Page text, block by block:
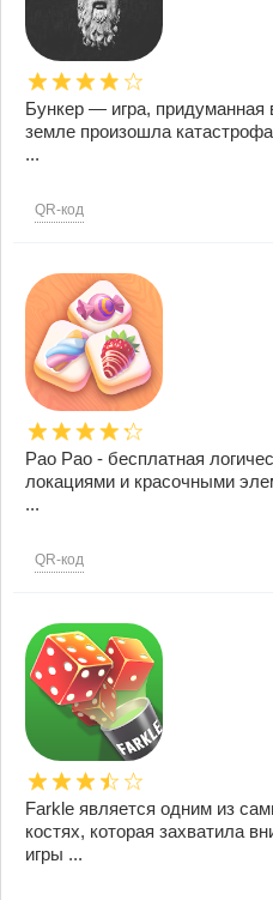
Бункер — игра, придуманная
земле произошла
...
QR-код
Pao Pao - бесплатная
локациями и красочными
...
QR-код
Farkle является одним из
костях, которая захватила
игры ...